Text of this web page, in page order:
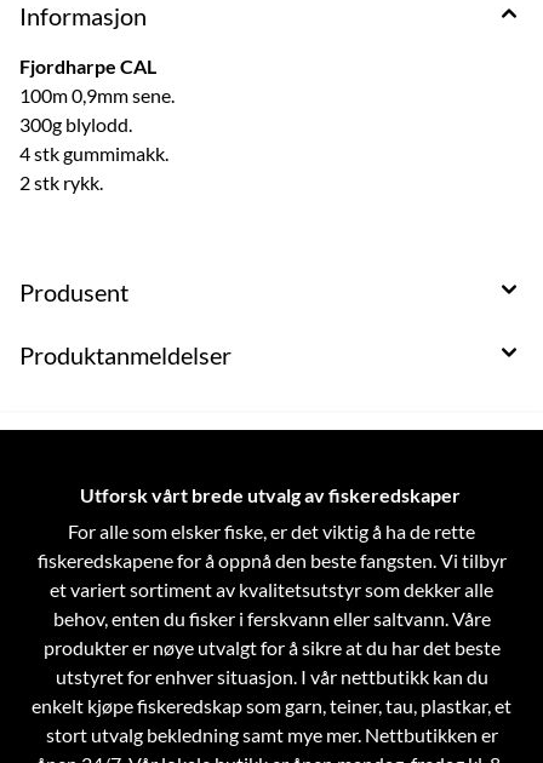
Informasjon
Fjordharpe CAL
100m 0,9mm sene.
300g blylodd.
4 stk gummimakk.
2 stk rykk.
Produsent
Produktanmeldelser
Utforsk vårt brede utvalg av fiskeredskaper
For alle som elsker fiske, er det viktig å ha de rette
fiskeredskapene for å oppnå den beste fangsten. Vi tilbyr
et variert sortiment av kvalitetsutstyr som dekker alle
behov, enten du fisker i ferskvann eller saltvann. Våre
produkter er nøye utvalgt for å sikre at du har det beste
utstyret for enhver situasjon. I vår nettbutikk kan du
enkelt kjøpe fiskeredskap som garn, teiner, tau, plastkar, et
stort utvalg bekledning samt mye mer. Nettbutikken er